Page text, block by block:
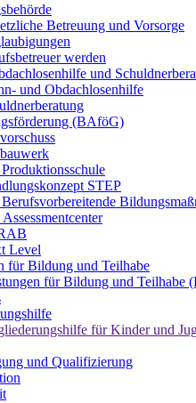
Betreuung und Vorsorge
werden
und
und Obdachlosenhilfe
(BAföG)
STEP
Level
für Bildung und Teilhabe
für Bildung und Teilhabe
für Kinder und
und Qualifizierung